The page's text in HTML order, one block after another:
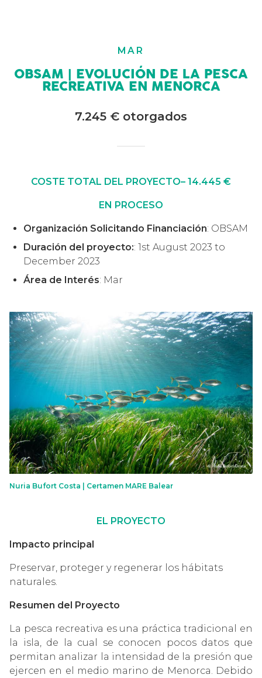
MAR
OBSAM | EVOLUCIÓN DE LA PESCA
RECREATIVA EN MENORCA
7.245 € otorgados
COSTE TOTAL DEL PROYECTO– 14.445 €
EN PROCESO
Organización Solicitando Financiación: OBSAM
Duración del proyecto:: 1st August 2023 to
December 2023
Área de Interés: Mar
Nuria Bufort Costa | Certamen MARE Balear
EL PROYECTO
Impacto principal
Preservar, proteger y regenerar los hábitats
naturales.
Resumen del Proyecto
La pesca recreativa es una práctica tradicional en
la isla, de la cual se conocen pocos datos que
permitan analizar la intensidad de la presión que
ejercen en el medio marino de Menorca. Debido